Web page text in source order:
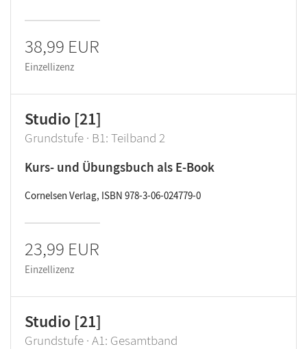
38,99 EUR
Einzellizenz
Studio [21]
Grundstufe · B1: Teilband 2
Kurs- und Übungsbuch als E-Book
Cornelsen Verlag, ISBN 978-3-06-024779-0
23,99 EUR
Einzellizenz
Studio [21]
Grundstufe · A1: Gesamtband